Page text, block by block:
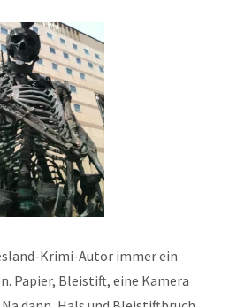
Krimi-Autor immer ein
Papier, Bleistift, eine Kamera